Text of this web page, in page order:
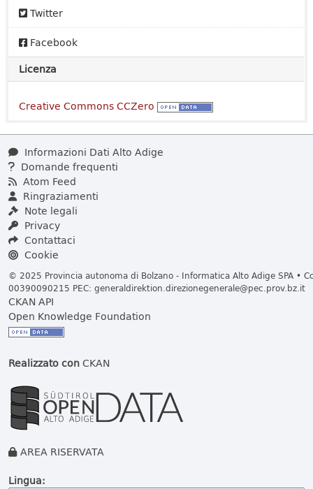
Twitter
Facebook
Licenza
Creative Commons CCZero
Informazioni Dati Alto Adige
Domande frequenti
Atom Feed
Ringraziamenti
Note legali
Privacy
Contattaci
Cookie
© 2025 Provincia autonoma di Bolzano - Informatica Alto Adige SPA •
00390090215 PEC: generaldirektion.direzionegenerale@pec.prov.bz.it
CKAN API
Open Knowledge Foundation
Realizzato conCKAN
AREA RISERVATA
Lingua